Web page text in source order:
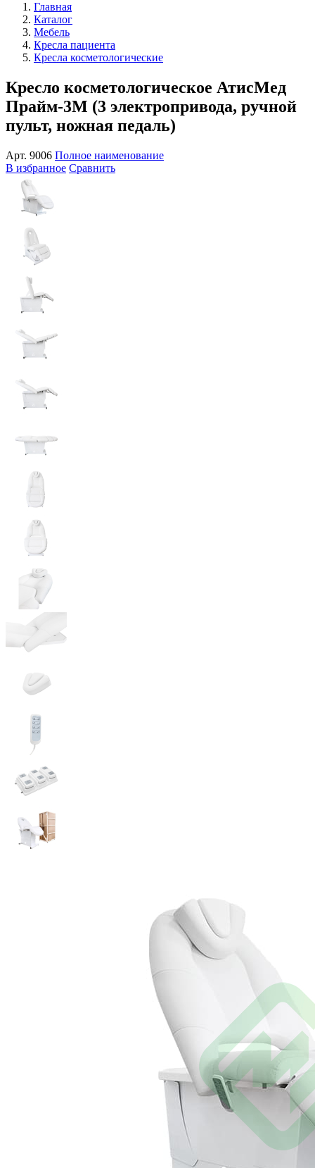
Главная
Каталог
Мебель
Кресла пациента
Кресла косметологические
Кресло косметологическое АтисМед
Прайм-3М (3 электропривода, ручной
пульт, ножная педаль)
Арт. 9006 Полное наименование
В избранное Сравнить